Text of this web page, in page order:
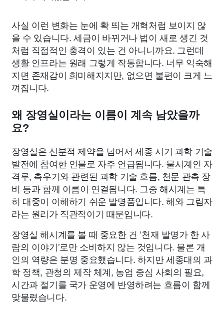
사실 이런 변화는 눈에 확 띄는 개혁처럼 보이지 않
을 수 있습니다. 세금이 바뀌거나 법이 새로 생긴 것
처럼 직접적인 충격이 있는 건 아니니까요. 그런데
생활 인프라는 원래 그렇게 작동합니다. 너무 익숙해
지면 존재감이 희미해지지만, 없으면 불편이 크게 느
껴집니다.
왜 장영실이라는 이름이 계속 남았을까
요?
장영실은 신분적 제약을 넘어서 세종 시기 과학 기술
발전에 참여한 인물로 자주 언급됩니다. 물시계인 자
격루, 측우기와 관련된 과학 기술 흐름, 천문 관측 장
비 등과 함께 이름이 연결됩니다. 그중 해시계는 특
히 대중이 이해하기 쉬운 발명품입니다. 해와 그림자
라는 원리가 직관적이기 때문입니다.
장영실 해시계를 볼 때 중요한 건 ‘천재 발명가 한 사
람의 이야기’로만 소비하지 않는 것입니다. 물론 개
인의 역량은 분명 중요했습니다. 하지만 세종대의 과
학 정책, 관청의 제작 체계, 농업 중심 사회의 필요,
시간과 절기를 국가 운영에 반영하려는 흐름이 함께
맞물렸습니다.